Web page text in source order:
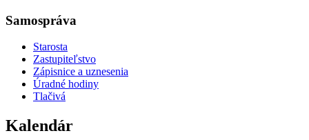
Samospráva
Starosta
Zastupiteľstvo
Zápisnice a uznesenia
Úradné hodiny
Tlačivá
Kalendár